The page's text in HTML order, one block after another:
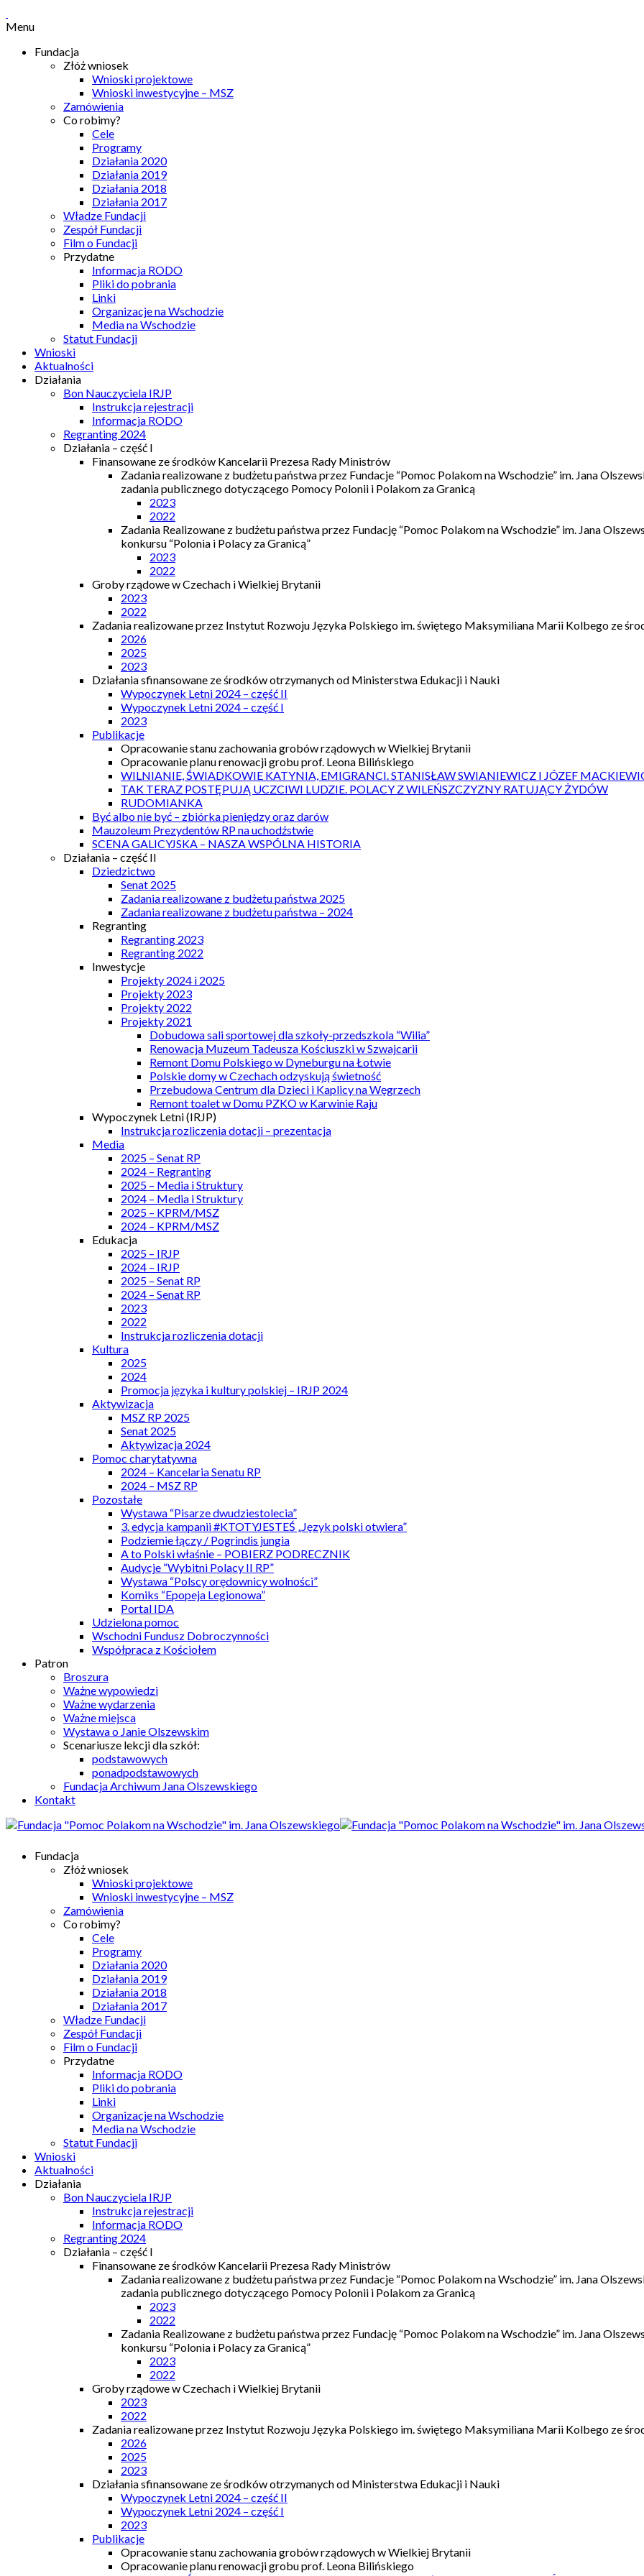
Menu
Fundacja
Złóż wniosek
Wnioski projektowe
Wnioski inwestycyjne – MSZ
Zamówienia
Co robimy?
Cele
Programy
Działania 2020
Działania 2019
Działania 2018
Działania 2017
Władze Fundacji
Zespół Fundacji
Film o Fundacji
Przydatne
Informacja RODO
Pliki do pobrania
Linki
Organizacje na Wschodzie
Media na Wschodzie
Statut Fundacji
Wnioski
Aktualności
Działania
Bon Nauczyciela IRJP
Instrukcja rejestracji
Informacja RODO
Regranting 2024
Działania – część I
Finansowane ze środków Kancelarii Prezesa Rady Ministrów
Zadania realizowane z budżetu państwa przez Fundacje “Pomoc Polakom na Wschodzie” im. Jana
zadania publicznego dotyczącego Pomocy Polonii i Polakom za Granicą
2023
2022
Zadania Realizowane z budżetu państwa przez Fundację “Pomoc Polakom na Wschodzie” im. Jana
konkursu “Polonia i Polacy za Granicą”
2023
2022
Groby rządowe w Czechach i Wielkiej Brytanii
2023
2022
Zadania realizowane przez Instytut Rozwoju Języka Polskiego im. świętego Maksymiliana Marii Kolbego ze
2026
2025
2023
Działania sfinansowane ze środków otrzymanych od Ministerstwa Edukacji i Nauki
Wypoczynek Letni 2024 – część II
Wypoczynek Letni 2024 – część I
2023
Publikacje
Opracowanie stanu zachowania grobów rządowych w Wielkiej Brytanii
Opracowanie planu renowacji grobu prof. Leona Bilińskiego
WILNIANIE, ŚWIADKOWIE KATYNIA, EMIGRANCI. STANISŁAW SWIANIEWICZ I JÓZEF
TAK TERAZ POSTĘPUJĄ UCZCIWI LUDZIE. POLACY Z WILEŃSZCZYZNY RATUJĄCY ŻYDÓW
RUDOMIANKA
Być albo nie być – zbiórka pieniędzy oraz darów
Mauzoleum Prezydentów RP na uchodźstwie
SCENA GALICYJSKA – NASZA WSPÓLNA HISTORIA
Działania – część II
Dziedzictwo
Senat 2025
Zadania realizowane z budżetu państwa 2025
Zadania realizowane z budżetu państwa – 2024
Regranting
Regranting 2023
Regranting 2022
Inwestycje
Projekty 2024 i 2025
Projekty 2023
Projekty 2022
Projekty 2021
Dobudowa sali sportowej dla szkoły-przedszkola “Wilia”
Renowacja Muzeum Tadeusza Kościuszki w Szwajcarii
Remont Domu Polskiego w Dyneburgu na Łotwie
Polskie domy w Czechach odzyskują świetność
Przebudowa Centrum dla Dzieci i Kaplicy na Węgrzech
Remont toalet w Domu PZKO w Karwinie Raju
Wypoczynek Letni (IRJP)
Instrukcja rozliczenia dotacji – prezentacja
Media
2025 – Senat RP
2024 – Regranting
2025 – Media i Struktury
2024 – Media i Struktury
2025 – KPRM/MSZ
2024 – KPRM/MSZ
Edukacja
2025 – IRJP
2024 – IRJP
2025 – Senat RP
2024 – Senat RP
2023
2022
Instrukcja rozliczenia dotacji
Kultura
2025
2024
Promocja języka i kultury polskiej – IRJP 2024
Aktywizacja
MSZ RP 2025
Senat 2025
Aktywizacja 2024
Pomoc charytatywna
2024 – Kancelaria Senatu RP
2024 – MSZ RP
Pozostałe
Wystawa “Pisarze dwudziestolecia”
3. edycja kampanii #KTOTYJESTEŚ „Język polski otwiera”
Podziemie łączy / Pogrindis jungia
A to Polski właśnie – POBIERZ PODRECZNIK
Audycje “Wybitni Polacy II RP”
Wystawa “Polscy orędownicy wolności”
Komiks “Epopeja Legionowa”
Portal IDA
Udzielona pomoc
Wschodni Fundusz Dobroczynności
Współpraca z Kościołem
Patron
Broszura
Ważne wypowiedzi
Ważne wydarzenia
Ważne miejsca
Wystawa o Janie Olszewskim
Scenariusze lekcji dla szkół:
podstawowych
ponadpodstawowych
Fundacja Archiwum Jana Olszewskiego
Kontakt
Fundacja
Złóż wniosek
Wnioski projektowe
Wnioski inwestycyjne – MSZ
Zamówienia
Co robimy?
Cele
Programy
Działania 2020
Działania 2019
Działania 2018
Działania 2017
Władze Fundacji
Zespół Fundacji
Film o Fundacji
Przydatne
Informacja RODO
Pliki do pobrania
Linki
Organizacje na Wschodzie
Media na Wschodzie
Statut Fundacji
Wnioski
Aktualności
Działania
Bon Nauczyciela IRJP
Instrukcja rejestracji
Informacja RODO
Regranting 2024
Działania – część I
Finansowane ze środków Kancelarii Prezesa Rady Ministrów
Zadania realizowane z budżetu państwa przez Fundacje “Pomoc Polakom na Wschodzie” im. Jana
zadania publicznego dotyczącego Pomocy Polonii i Polakom za Granicą
2023
2022
Zadania Realizowane z budżetu państwa przez Fundację “Pomoc Polakom na Wschodzie” im. Jana
konkursu “Polonia i Polacy za Granicą”
2023
2022
Groby rządowe w Czechach i Wielkiej Brytanii
2023
2022
Zadania realizowane przez Instytut Rozwoju Języka Polskiego im. świętego Maksymiliana Marii Kolbego ze
2026
2025
2023
Działania sfinansowane ze środków otrzymanych od Ministerstwa Edukacji i Nauki
Wypoczynek Letni 2024 – część II
Wypoczynek Letni 2024 – część I
2023
Publikacje
Opracowanie stanu zachowania grobów rządowych w Wielkiej Brytanii
Opracowanie planu renowacji grobu prof. Leona Bilińskiego